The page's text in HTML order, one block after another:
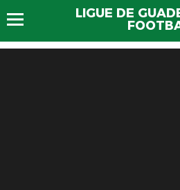
LIGUE DE